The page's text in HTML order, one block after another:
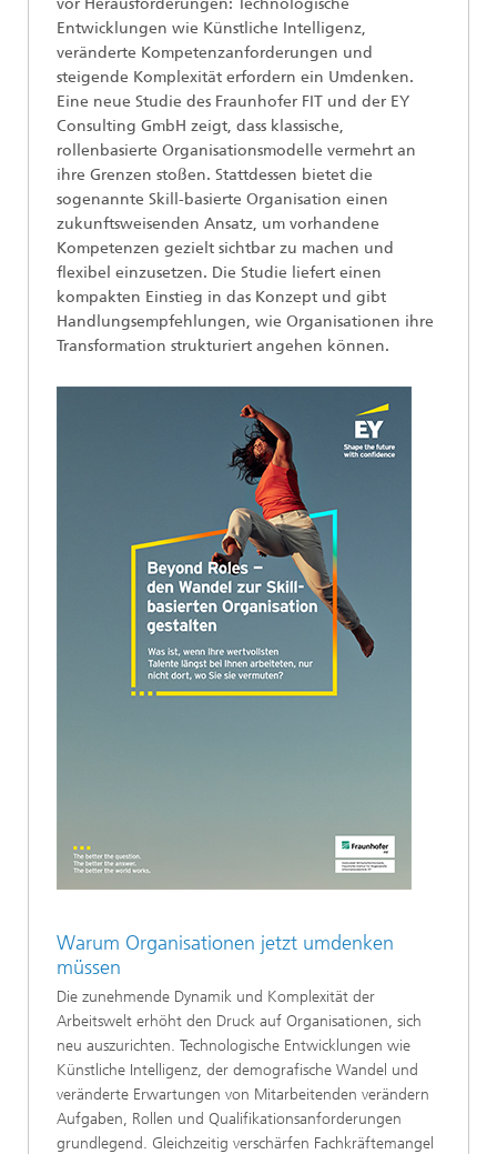
vor Herausforderungen: Technologische
Entwicklungen wie Künstliche Intelligenz,
veränderte Kompetenzanforderungen und
steigende Komplexität erfordern ein Umdenken.
Eine neue Studie des Fraunhofer FIT und der EY
Consulting GmbH zeigt, dass klassische,
rollenbasierte Organisationsmodelle vermehrt an
ihre Grenzen stoßen. Stattdessen bietet die
sogenannte Skill-basierte Organisation einen
zukunftsweisenden Ansatz, um vorhandene
Kompetenzen gezielt sichtbar zu machen und
flexibel einzusetzen. Die Studie liefert einen
kompakten Einstieg in das Konzept und gibt
Handlungsempfehlungen, wie Organisationen ihre
Transformation strukturiert angehen können.
Warum Organisationen jetzt umdenken
müssen
Die zunehmende Dynamik und Komplexität der
Arbeitswelt erhöht den Druck auf Organisationen, sich
neu auszurichten. Technologische Entwicklungen wie
Künstliche Intelligenz, der demografische Wandel und
veränderte Erwartungen von Mitarbeitenden verändern
Aufgaben, Rollen und Qualifikationsanforderungen
grundlegend. Gleichzeitig verschärfen Fachkräftemangel